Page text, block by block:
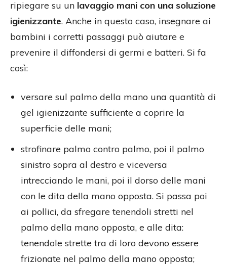
ripiegare su un lavaggio mani con una soluzione
igienizzante. Anche in questo caso, insegnare ai
bambini i corretti passaggi può aiutare e
prevenire il diffondersi di germi e batteri. Si fa
così:
versare sul palmo della mano una quantità di
gel igienizzante sufficiente a coprire la
superficie delle mani;
strofinare palmo contro palmo, poi il palmo
sinistro sopra al destro e viceversa
intrecciando le mani, poi il dorso delle mani
con le dita della mano opposta. Si passa poi
ai pollici, da sfregare tenendoli stretti nel
palmo della mano opposta, e alle dita:
tenendole strette tra di loro devono essere
frizionate nel palmo della mano opposta;